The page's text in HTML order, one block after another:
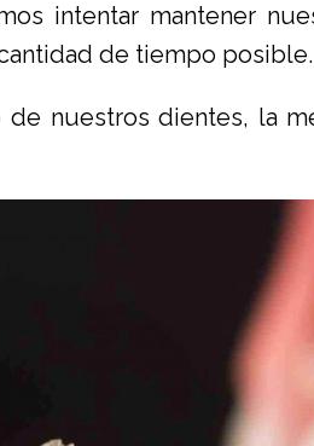
intentar mantener
de tiempo posible.
nuestros dientes, la